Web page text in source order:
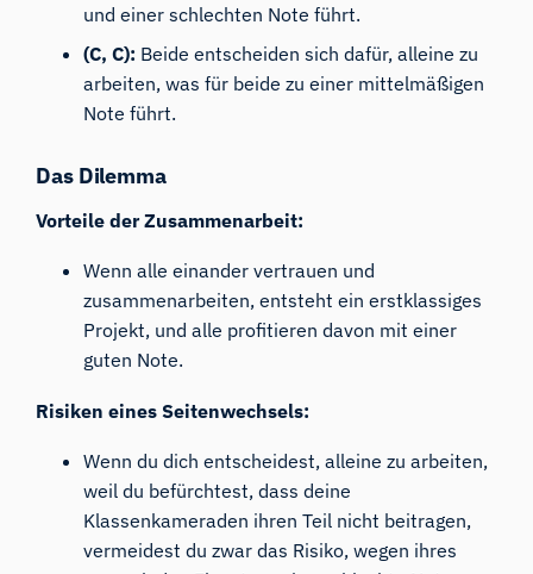
und einer schlechten Note führt.
(C, C): Beide entscheiden sich dafür, alleine zu
arbeiten, was für beide zu einer mittelmäßigen
Note führt.
Das Dilemma
Vorteile der Zusammenarbeit:
Wenn alle einander vertrauen und
zusammenarbeiten, entsteht ein erstklassiges
Projekt, und alle profitieren davon mit einer
guten Note.
Risiken eines Seitenwechsels:
Wenn du dich entscheidest, alleine zu arbeiten,
weil du befürchtest, dass deine
Klassenkameraden ihren Teil nicht beitragen,
vermeidest du zwar das Risiko, wegen ihres